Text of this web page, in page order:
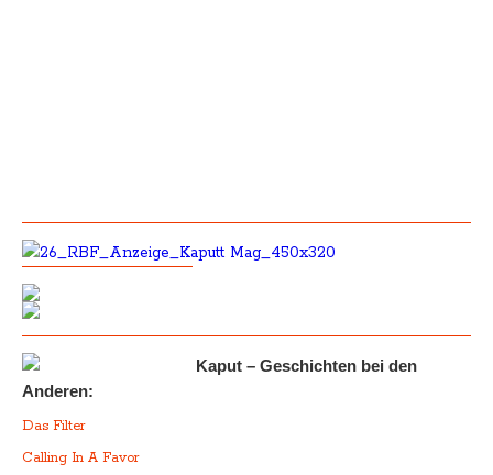
Kaput – Geschichten bei den
Anderen:
Das Filter
Calling In A Favor